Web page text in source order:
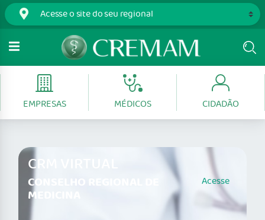
EMPRESAS MÉDICOS CIDADÃO
CRM VIRTUAL
CONSELHO REGIONAL DE
MEDICINA
Acesse